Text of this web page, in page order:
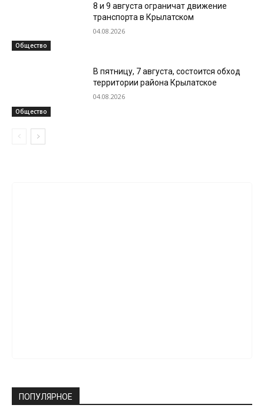
Общество
8 и 9 августа ограничат движение
транспорта в Крылатском
04.08.2026
Общество
В пятницу, 7 августа, состоится обход
территории района Крылатское
04.08.2026
ПОПУЛЯРНОЕ